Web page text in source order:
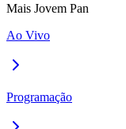
Mais Jovem Pan
Ao Vivo
Programação